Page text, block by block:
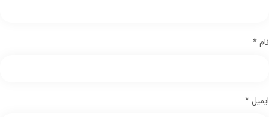
نام*
ایمیل*